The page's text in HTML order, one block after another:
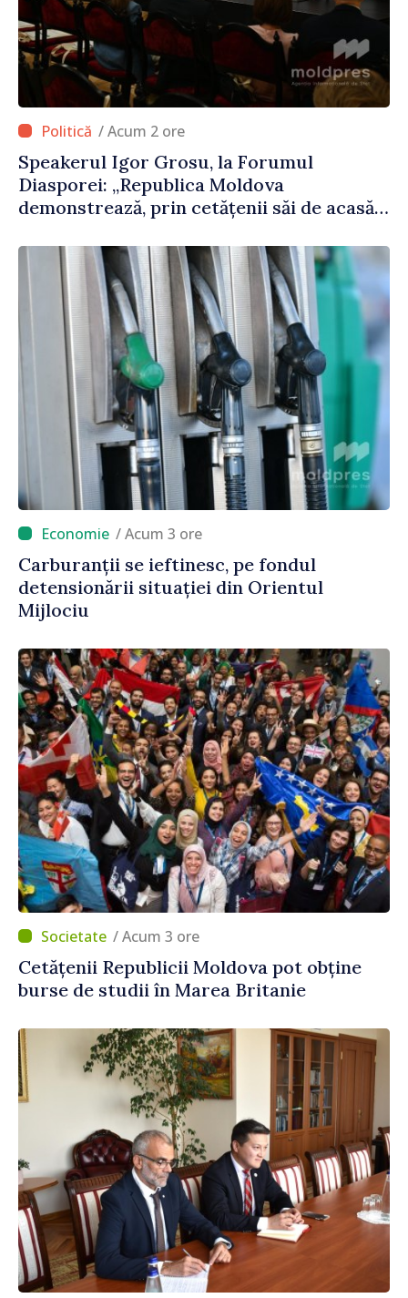
/ Acum 2 ore
Speakerul Igor Grosu, la Forumul
Diasporei: „Republica Moldova
demonstrează, prin cetățenii săi de acasă
parte a marii familii europene”
/ Acum 3 ore
Carburanții se ieftinesc, pe fondul
detensionării situației din Orientul
Mijlociu
/ Acum 3 ore
Cetățenii Republicii Moldova pot obține
burse de studii în Marea Britanie